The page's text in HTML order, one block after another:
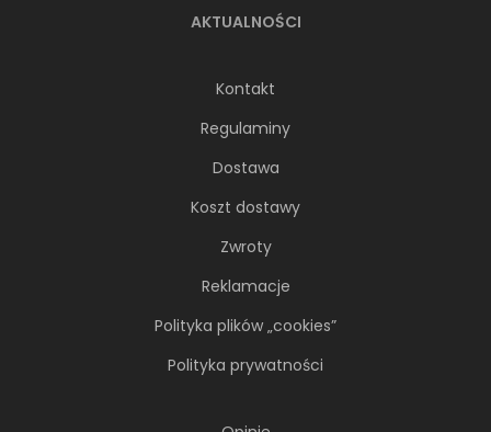
AKTUALNOŚCI
Kontakt
Regulaminy
Dostawa
Koszt dostawy
Zwroty
Reklamacje
Polityka plików „cookies”
Polityka prywatności